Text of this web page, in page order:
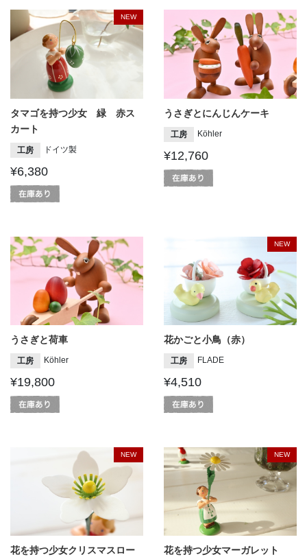
NEW
タマゴを持つ少女 緑 赤ス
カート
工房 ドイツ製
¥6,380
うさぎとにんじんケーキ
工房 Köhler
¥12,760
うさぎと荷車
工房 Köhler
¥19,800
NEW
花かごと小鳥（赤）
工房 FLADE
¥4,510
NEW
花を持つ少女クリスマスロー
NEW
花を持つ少女マーガレット